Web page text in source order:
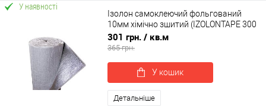
У наявності
Ізолон самоклеючий фольгований
10мм хімічно зшитий (IZOLONTAPE 300
LA, 3010)
301 грн. / кв.м
365 грн.
У кошик
Детальніше